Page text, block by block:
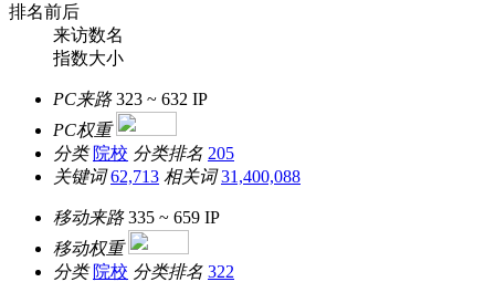
排名前后
来访数名
指数大小
PC来路 323 ~ 632 IP
PC权重
分类 院校 分类排名 205
关键词 62,713 相关词 31,400,088
移动来路 335 ~ 659 IP
移动权重
分类 院校 分类排名 322